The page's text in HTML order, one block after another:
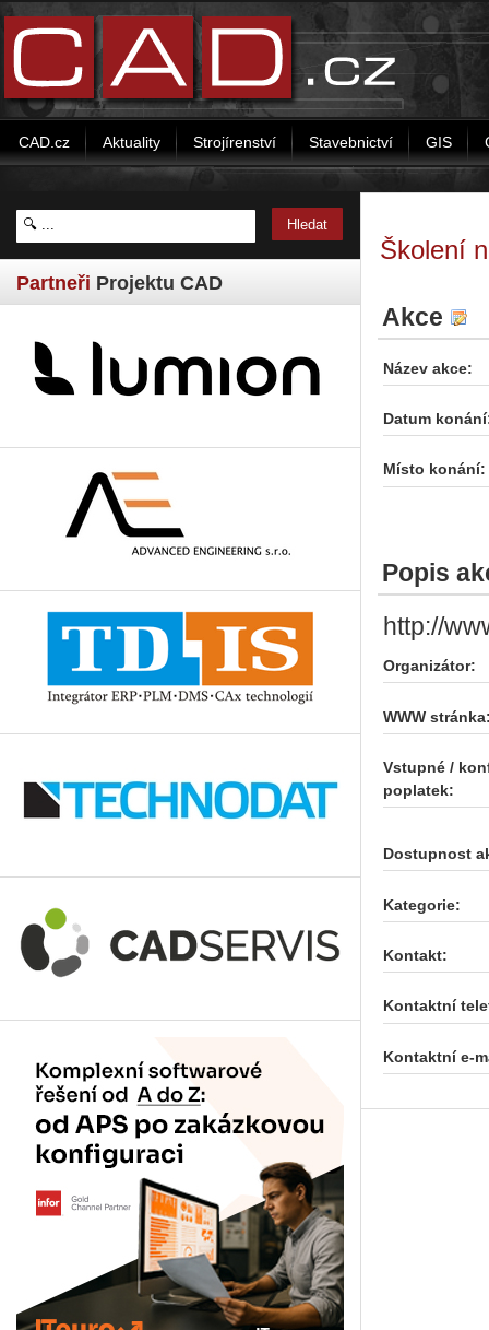
CAD.cz Aktuality Strojírenství Stavebnictví GIS
Partneři Projektu CAD
Školení
Akce
Název akce:
Datum
Místo konání:
Popis
http://
Organizátor:
WWW
Vstupné /
poplatek:
Dostupnost
Kategorie:
Kontakt:
Kontaktní
Kontaktní e-